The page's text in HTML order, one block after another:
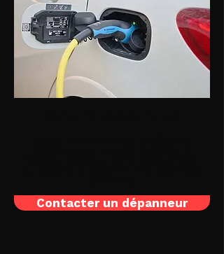
Contacter un dépanneur